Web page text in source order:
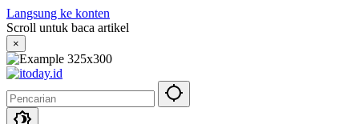
Langsung ke konten
Scroll untuk baca artikel
×